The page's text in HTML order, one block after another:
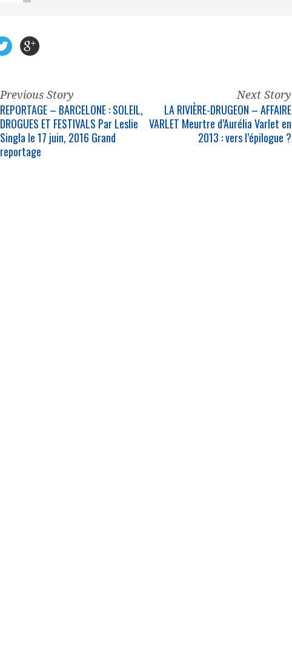
Previous Story
REPORTAGE – BARCELONE : SOLEIL,
DROGUES ET FESTIVALS Par Leslie
Singla le 17 juin, 2016 Grand
reportage
Next Story
LA RIVIÈRE-DRUGEON – AFFAIRE
VARLET Meurtre d’Aurélia Varlet en
2013 : vers l’épilogue ?